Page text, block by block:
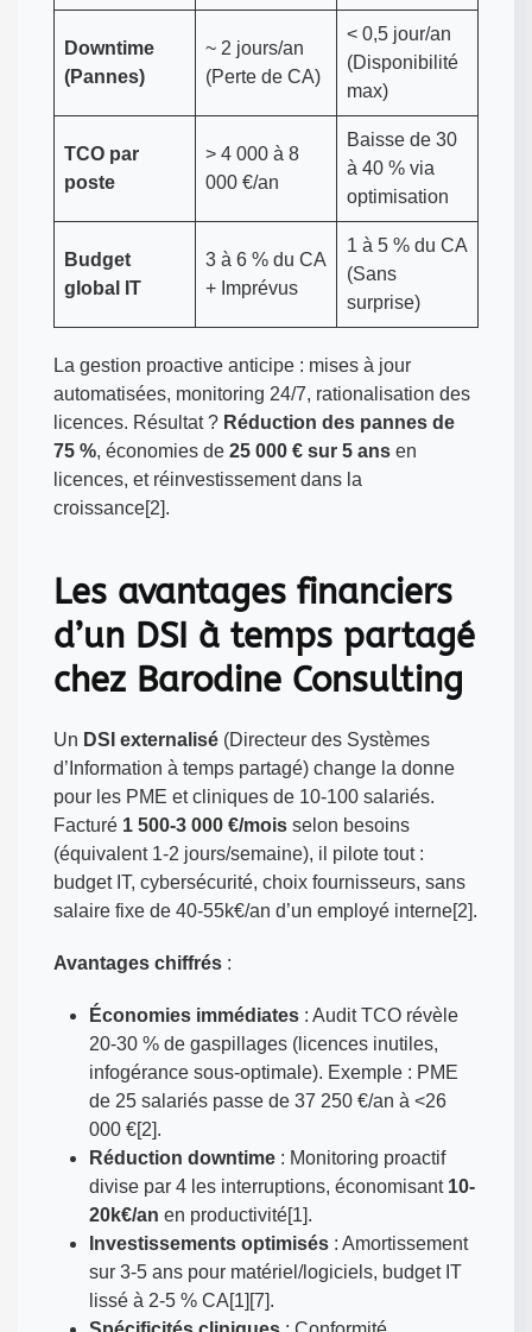
Downtime
(Pannes)
~ 2 jours/an
(Perte de CA)
< 0,5 jour/an
(Disponibilité
max)
TCO par
poste
> 4 000 à 8
000 €/an
Baisse de 30
à 40 % via
optimisation
Budget
global IT
3 à 6 % du CA
+ Imprévus
1 à 5 % du CA
(Sans
surprise)
La gestion proactive anticipe : mises à jour
automatisées, monitoring 24/7, rationalisation des
licences. Résultat ? Réduction des pannes de
75 %, économies de 25 000 € sur 5 ans en
licences, et réinvestissement dans la
croissance[2].
Les avantages financiers
d’un DSI à temps partagé
chez Barodine Consulting
Un DSI externalisé (Directeur des Systèmes
d’Information à temps partagé) change la donne
pour les PME et cliniques de 10-100 salariés.
Facturé 1 500-3 000 €/mois selon besoins
(équivalent 1-2 jours/semaine), il pilote tout :
budget IT, cybersécurité, choix fournisseurs, sans
salaire fixe de 40-55k€/an d’un employé interne[2].
Avantages chiffrés :
Économies immédiates : Audit TCO révèle
20-30 % de gaspillages (licences inutiles,
infogérance sous-optimale). Exemple : PME
de 25 salariés passe de 37 250 €/an à <26
000 €[2].
Réduction downtime : Monitoring proactif
divise par 4 les interruptions, économisant 10-
20k€/an en productivité[1].
Investissements optimisés : Amortissement
sur 3-5 ans pour matériel/logiciels, budget IT
lissé à 2-5 % CA[1][7].